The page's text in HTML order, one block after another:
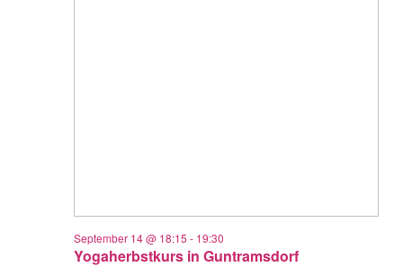
Yogaherbstkurs in Guntramsdorf
September 14 @ 18:15 - 19:30